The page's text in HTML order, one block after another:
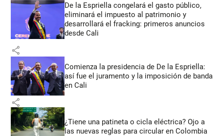
De la Espriella congelará el gasto público,
eliminará el impuesto al patrimonio y
desarrollará el fracking: primeros anuncios
desde Cali
share
Comienza la presidencia de De la Espriella:
así fue el juramento y la imposición de banda
en Cali
share
¿Tiene una patineta o cicla eléctrica? Ojo a
las nuevas reglas para circular en Colombia